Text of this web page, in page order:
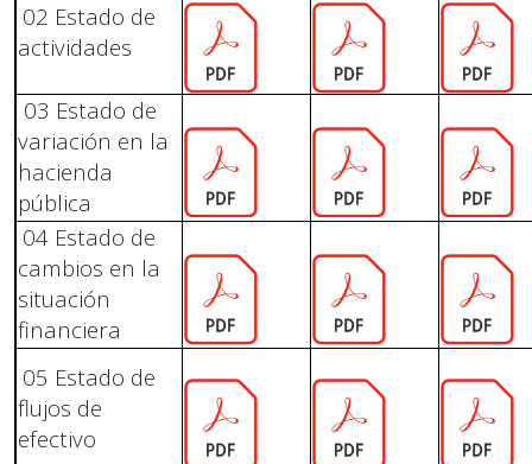
02 Estado de
actividades
03 Estado de
variación en la
hacienda
pública
04 Estado de
cambios en la
situación
financiera
05 Estado de
flujos de
efectivo